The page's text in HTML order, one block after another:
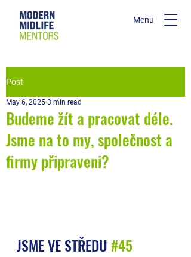
Menu
Post
Budeme žít a pracovat déle.
Jsme na to my, společnost a
firmy připraveni?
May 6, 2025 3 min read
JSME VE STŘEDU #45